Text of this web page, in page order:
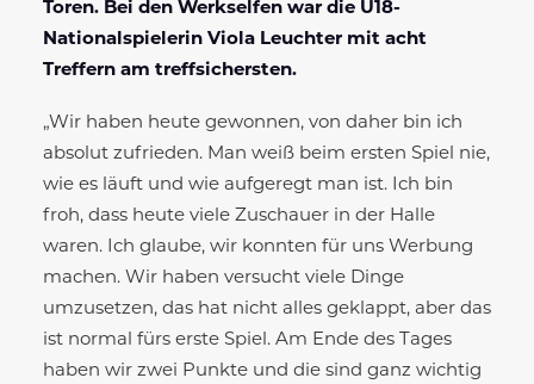
Toren. Bei den Werkselfen war die U18-
Nationalspielerin Viola Leuchter mit acht
Treffern am treffsichersten.
„Wir haben heute gewonnen, von daher bin ich
absolut zufrieden. Man weiß beim ersten Spiel nie,
wie es läuft und wie aufgeregt man ist. Ich bin
froh, dass heute viele Zuschauer in der Halle
waren. Ich glaube, wir konnten für uns Werbung
machen. Wir haben versucht viele Dinge
umzusetzen, das hat nicht alles geklappt, aber das
ist normal fürs erste Spiel. Am Ende des Tages
haben wir zwei Punkte und die sind ganz wichtig